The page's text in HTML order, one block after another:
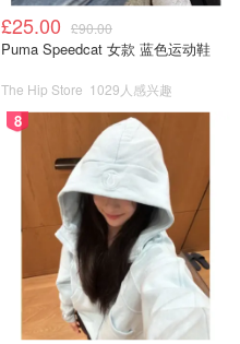
£25.00 £90.00
Puma Speedcat 女款 蓝色运动鞋
The Hip Store 1029人感兴趣
8